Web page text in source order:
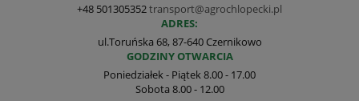
+48 501305352transport@agrochlopecki.pl
ADRES:
ul.Toruńska 68, 87-640 Czernikowo
GODZINY OTWARCIA
Poniedziałek - Piątek 8.00 - 17.00
Sobota 8.00 - 12.00